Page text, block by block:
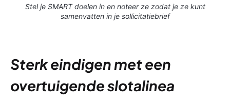
Stel je SMART doelen in en noteer ze zodat je ze kunt
samenvatten in je sollicitatiebrief
Sterk eindigen met een
overtuigende slotalinea